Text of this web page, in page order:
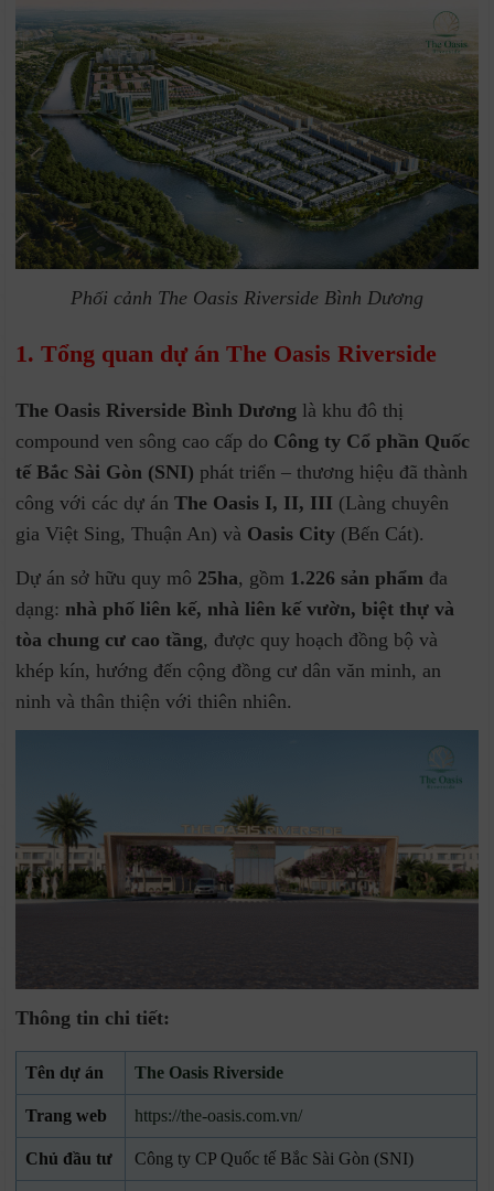
Phối cảnh The Oasis Riverside Bình Dương
1. Tổng quan dự án The Oasis Riverside
The Oasis Riverside Bình Dương là khu đô thị
compound ven sông cao cấp do Công ty Cổ phần Quốc
tế Bắc Sài Gòn (SNI) phát triển – thương hiệu đã thành
công với các dự ánThe Oasis I, II, III (Làng chuyên
gia Việt Sing, Thuận An) và Oasis City (Bến Cát).
Dự án sở hữu quy mô 25ha, gồm 1.226 sản phẩm đa
dạng: nhà phố liên kế, nhà liên kế vườn, biệt thự và
tòa chung cư cao tầng, được quy hoạch đồng bộ và
khép kín, hướng đến cộng đồng cư dân văn minh, an
ninh và thân thiện với thiên nhiên.
Thông tin chi tiết:
Tên dự án The Oasis Riverside
Trang web https://the-oasis.com.vn/
Chủ đầu tư Công ty CP Quốc tế Bắc Sài Gòn (SNI)